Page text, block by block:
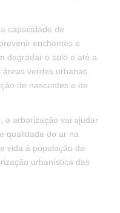
capacidade de
enchentes e
degradar o solo e até a
verdes urbanas
de nascentes e de
a arborização vai ajudar
qualidade do ar na
vida à população de
urbanística das